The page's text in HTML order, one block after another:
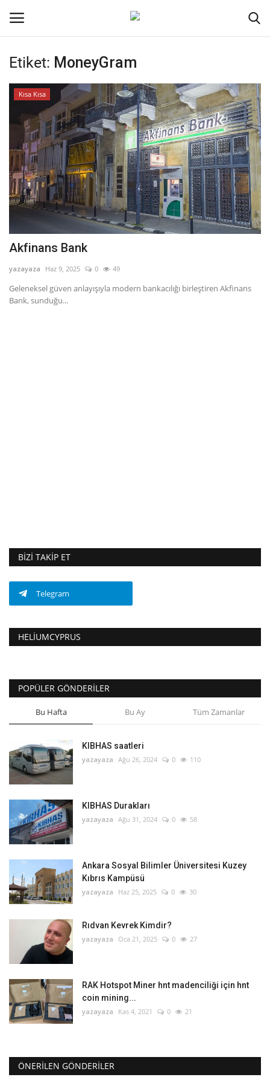
Oturum aç Kayıt ol
Ana Sayfa
Kripto Para
İletişim
Genel
Kodlama
Dil
Etiket: MoneyGram
Kısa Kısa
Akfinans Bank
yazayaza Haz 9, 2025 0 49
Geleneksel güven anlayışıyla modern bankacılığı birleştiren Akfinans
Bank, sunduğu...
BIZI TAKIP ET
Telegram
HELIUMCYPRUS
POPÜLER GÖNDERILER
Bu Hafta Bu Ay Tüm Zamanlar
KIBHAS saatleri
yazayaza Ağu 26, 2024 0 110
KIBHAS Durakları
yazayaza Ağu 31, 2024 0 58
Ankara Sosyal Bilimler Üniversitesi Kuzey
Kıbrıs Kampüsü
yazayaza Haz 25, 2025 0 30
Rıdvan Kevrek Kimdir?
yazayaza Oca 21, 2025 0 27
RAK Hotspot Miner hnt madenciliği için hnt
coin mining...
yazayaza Kas 4, 2021 0 21
ÖNERILEN GÖNDERILER